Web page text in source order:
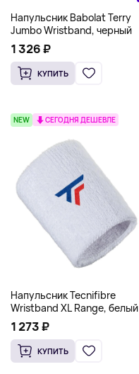
Напульсник Babolat Terry
Jumbo Wristband, черный
1 326 ₽
КУПИТЬ
NEW СЕГОДНЯ ДЕШЕВЛЕ
Напульсник Tecnifibre
Wristband XL Range, белый
1 273 ₽
КУПИТЬ